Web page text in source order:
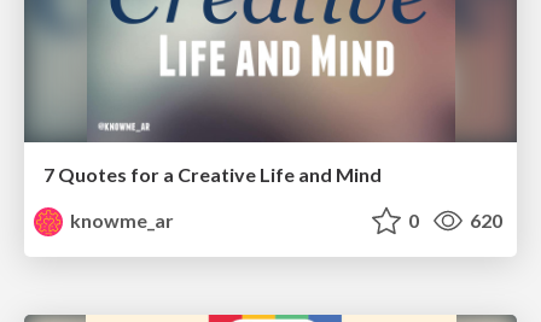
7 Quotes for a Creative Life and Mind
knowme_ar
0 620